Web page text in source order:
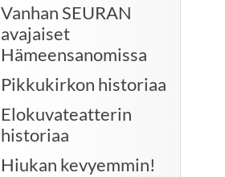
Vanhan SEURAN
avajaiset
Hämeensanomissa
Pikkukirkon historiaa
Elokuvateatterin
historiaa
Hiukan kevyemmin!